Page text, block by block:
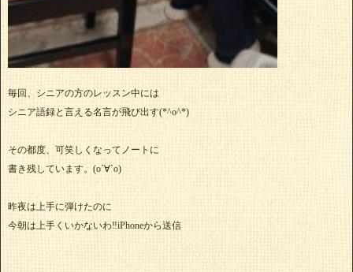
毎回、シニアの方のレッスン中には
シニア語録と言える名言が飛び出す(*^o^*)
その都度、可笑しくなってノートに
書き残しています。(о´∀`о)
昨夜は上手に弾けたのに
今朝は上手くいかないわ‼️iPhoneから送信